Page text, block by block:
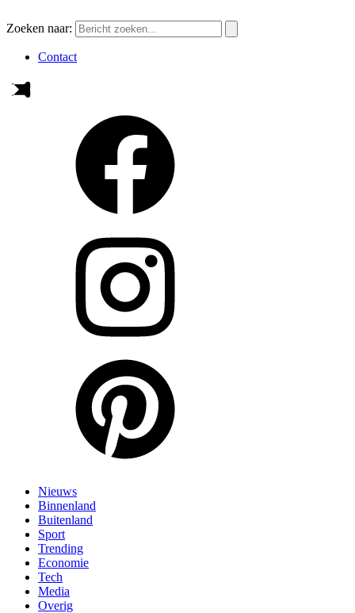
Zoeken naar:
Contact
Nieuws
Binnenland
Buitenland
Sport
Trending
Economie
Tech
Media
Overig